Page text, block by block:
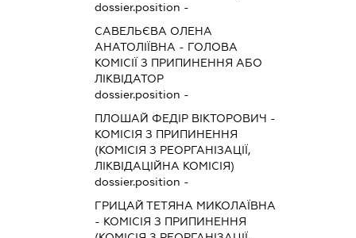
dossier.position -
САВЕЛЬЄВА ОЛЕНА
АНАТОЛІЇВНА - ГОЛОВА
КОМІСІЇ З ПРИПИНЕННЯ АБО
ЛІКВІДАТОР
dossier.position -
ПЛОШАЙ ФЕДІР ВІКТОРОВИЧ -
КОМІСІЯ З ПРИПИНЕННЯ
(КОМІСІЯ З РЕОРГАНІЗАЦІЇ,
ЛІКВІДАЦІЙНА КОМІСІЯ)
dossier.position -
ГРИЦАЙ ТЕТЯНА МИКОЛАЇВНА
- КОМІСІЯ З ПРИПИНЕННЯ